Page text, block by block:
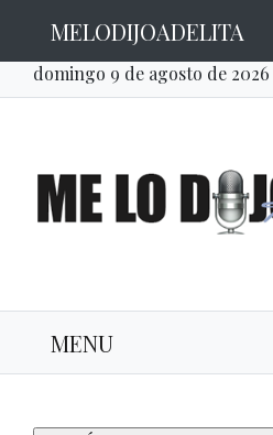
MELODIJOADELITA
domingo 9 de agosto de 2026
MENU